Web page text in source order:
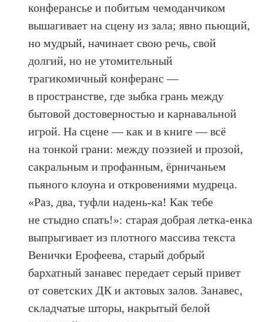
конферансье и побитым чемоданчиком
вышагивает на сцену из зала; явно пьющий,
но мудрый, начинает свою речь, свой
долгий, но не утомительный
трагикомичный конферанс —
в пространстве, где зыбка грань между
бытовой достоверностью и карнавальной
игрой. На сцене — как и в книге — всё
на тонкой грани: между поэзией и прозой,
сакральным и профанным, ёрничаньем
пьяного клоуна и откровениями мудреца.
«Раз, два, туфли надень-ка! Как тебе
не стыдно спать!»: старая добрая летка-енка
выпрыгивает из плотного массива текста
Венички Ерофеева, старый добрый
бархатный занавес передает серый привет
от советских ДК и актовых залов. Занавес,
складчатые шторы, накрытый белой